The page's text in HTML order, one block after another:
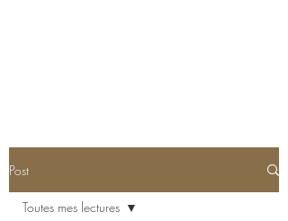
Post
Toutes mes lectures